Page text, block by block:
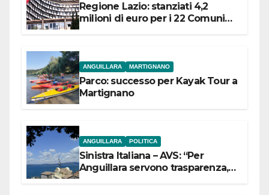
Regione Lazio: stanziati 4,2
milioni di euro per i 22 Comuni
ANGUILLARA MARTIGNANO
Parco: successo per Kayak Tour a
Martignano
ANGUILLARA POLITICA
Sinistra Italiana – AVS: “Per
Anguillara servono trasparenza,